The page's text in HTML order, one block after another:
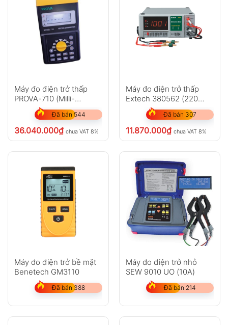
Máy đo điện trở thấp
PROVA-710 (Milli-
Ohmmeter 10A)
Đã bán 544
36.040.000₫ chưa VAT 8%
Máy đo điện trở thấp
Extech 380562 (220
Đã bán 307
11.870.000₫ chưa VAT 8%
Máy đo điện trở bề mặt
Benetech GM3110
Đã bán 388
Máy đo điện trở nhỏ
SEW 9010 UO (10A)
Đã bán 214